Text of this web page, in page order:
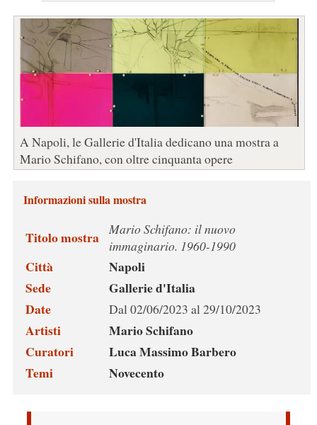
A Napoli, le Gallerie d'Italia dedicano una mostra a
Mario Schifano, con oltre cinquanta opere
Informazioni sulla mostra
Titolo mostra Mario Schifano: il nuovo
immaginario. 1960-1990
Città
Napoli
Sede
Gallerie d'Italia
Date
Dal 02/06/2023 al 29/10/2023
Artisti
Mario Schifano
Curatori
Luca Massimo Barbero
Temi
Novecento